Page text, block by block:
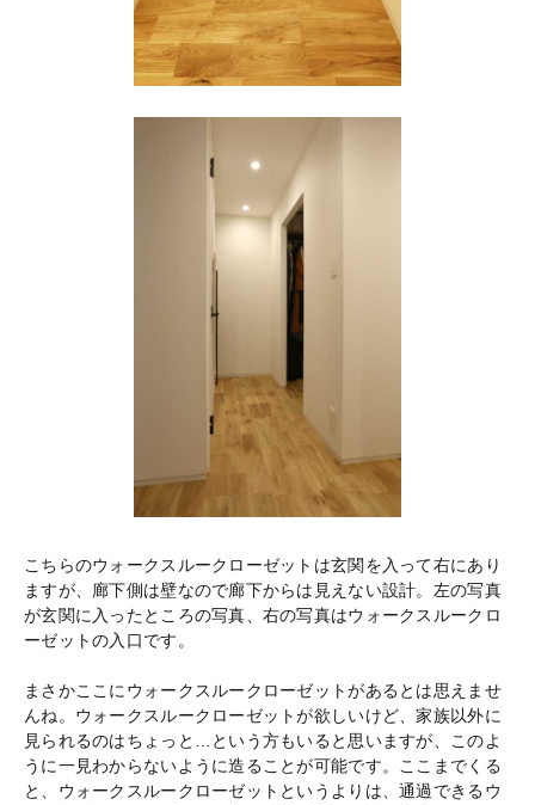
こちらのウォークスルークローゼットは玄関を入って右にあり
ますが、廊下側は壁なので廊下からは見えない設計。左の写真
が玄関に入ったところの写真、右の写真はウォークスルークロ
ーゼットの入口です。
まさかここにウォークスルークローゼットがあるとは思えませ
んね。ウォークスルークローゼットが欲しいけど、家族以外に
見られるのはちょっと…という方もいると思いますが、このよ
うに一見わからないように造ることが可能です。ここまでくる
と、ウォークスルークローゼットというよりは、通過できるウ